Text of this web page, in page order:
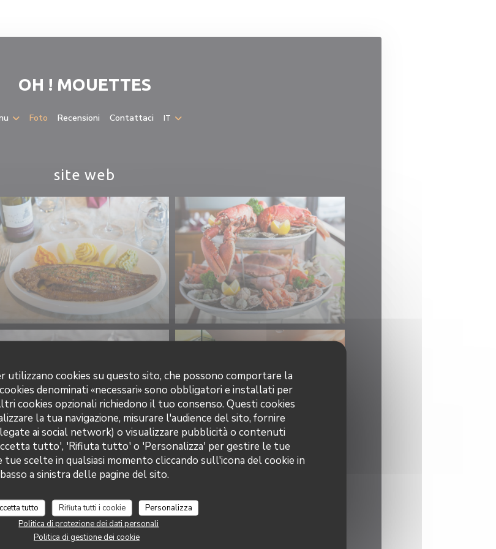
utilizzano cookies su questo sito, che possono comportare la
denominati «necessari» sono obbligatori e installati per
cookies opzionali richiedono il tuo consenso. Questi cookies
la tua navigazione, misurare l'audience del sito, fornire
ai social network) o visualizzare pubblicità o contenuti
tutto', 'Rifiuta tutto' o 'Personalizza' per gestire le tue
tue scelte in qualsiasi momento cliccando sull'icona del cookie in
basso a sinistra delle pagine del sito.
tutto Rifiuta tutti i cookie
Personalizza
Politica di protezione dei dati personali
Politica di gestione dei cookie
OH ! MOUETTES
Foto Recensioni Contattaci IT
site web
Oh ! MOUETTES